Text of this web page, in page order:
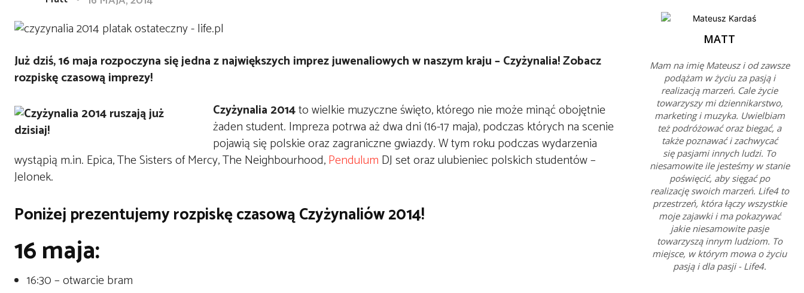
Już dziś, 16 maja rozpoczyna się jedna z największych imprez juwenaliowych w naszym kraju – Czyżynalia! Zobacz
rozpiskę czasową imprezy!
Czyżynalia 2014to wielkie muzyczne święto, którego nie może minąć obojętnie
żaden student. Impreza potrwa aż dwa dni (16-17 maja), podczas których na scenie
pojawią się polskie oraz zagraniczne gwiazdy. W tym roku podczas wydarzenia
wystąpią m.in. Epica, The Sisters of Mercy, The Neighbourhood,Pendulum DJ set oraz ulubieniec polskich studentów –
Jelonek.
Poniżej prezentujemy rozpiskę czasową Czyżynaliów 2014!
16 maja:
16:30 – otwarcie bram
MATT
Mam na imię Mateusz i od zawsze
podążam w życiu za pasją i
realizacją marzeń. Cale życie
towarzyszy mi dziennikarstwo,
marketing i muzyka. Uwielbiam
też podróżować oraz biegać, a
także poznawać i zachwycać
się pasjami innych ludzi. To
niesamowite ile jesteśmy w stanie
poświęcić, aby sięgać po
realizację swoich marzeń. Life4 to
przestrzeń, która łączy wszystkie
moje zajawki i ma pokazywać
jakie niesamowite pasje
towarzyszą innym ludziom. To
miejsce, w którym mowa o życiu
pasją i dla pasji - Life4.